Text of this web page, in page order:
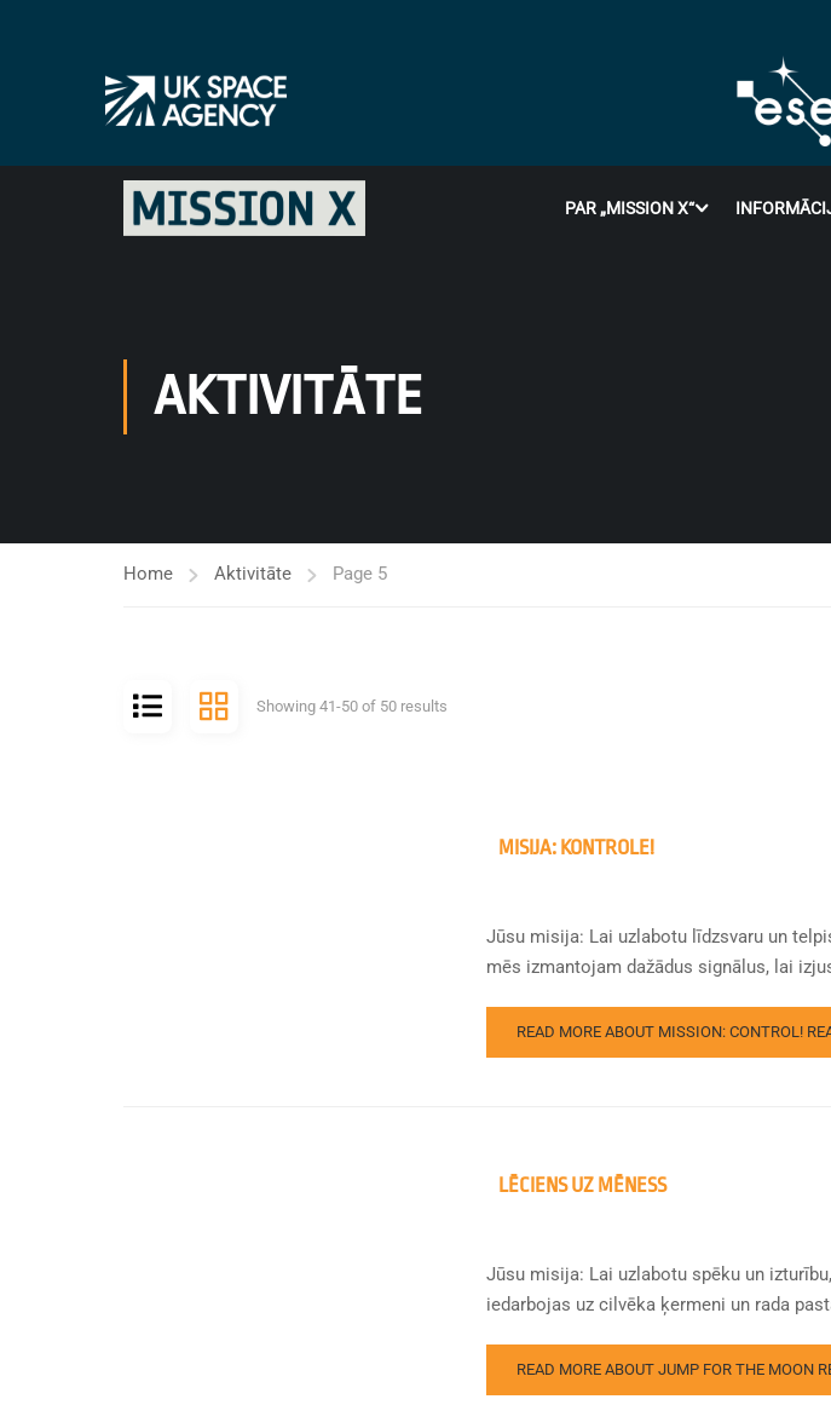
PAR „MISSION X“
AKTIVITĀTE
Home Aktivitāte Page 5
Showing 41-50 of 50 results
MISIJA: KONTROLE!
Jūsu misija: Lai uzlabotu līdzsvaru un
mēs izmantojam dažādus signālus, lai
READ MORE ABOUT MISSION: CONTROL!
LĒCIENS UZ MĒNESS
Jūsu misija: Lai uzlabotu spēku un
iedarbojas uz cilvēka ķermeni un rada
READ MORE ABOUT JUMP FOR THE MOON